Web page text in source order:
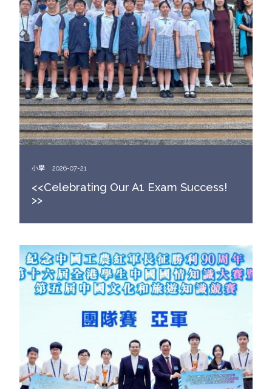
小學 2026-07-21
<<Celebrating Our A1 Exam Success!
>>